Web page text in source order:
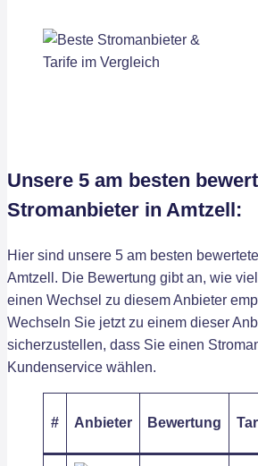
Unsere 5 am besten
Stromanbieter in Amtzell:
Hier sind unsere 5 am besten
Amtzell. Die Bewertung gibt an, wie
einen Wechsel zu diesem Anbieter
Wechseln Sie jetzt zu einem dieser
sicherzustellen, dass Sie einen
Kundenservice wählen.
# Anbieter Bewertung